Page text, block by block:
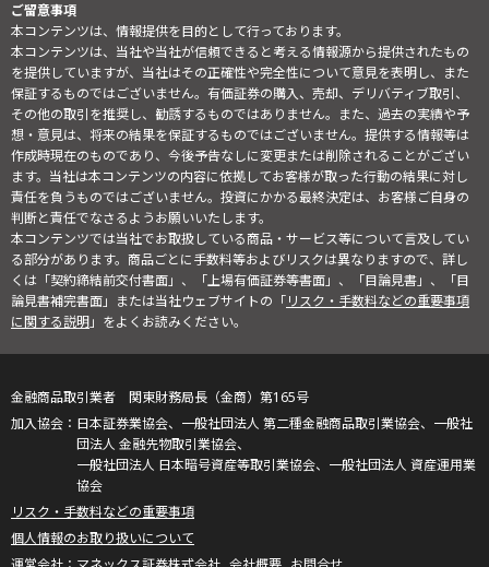
ご留意事項
本コンテンツは、情報提供を目的として行っております。
本コンテンツは、当社や当社が信頼できると考える情報源から提供されたもの
を提供していますが、当社はその正確性や完全性について意見を表明し、また
保証するものではございません。有価証券の購入、売却、デリバティブ取引、
その他の取引を推奨し、勧誘するものではありません。また、過去の実績や予
想・意見は、将来の結果を保証するものではございません。提供する情報等は
作成時現在のものであり、今後予告なしに変更または削除されることがござい
ます。当社は本コンテンツの内容に依拠してお客様が取った行動の結果に対し
責任を負うものではございません。投資にかかる最終決定は、お客様ご自身の
判断と責任でなさるようお願いいたします。
本コンテンツでは当社でお取扱している商品・サービス等について言及してい
る部分があります。商品ごとに手数料等およびリスクは異なりますので、詳し
くは「契約締結前交付書面」、「上場有価証券等書面」、「目論見書」、「目
論見書補完書面」または当社ウェブサイトの「リスク・手数料などの重要事項
に関する説明」をよくお読みください。
金融商品取引業者 関東財務局長（金商）第165号
日本証券業協会、一般社団法人 第二種金融商品取引業協会、一般社
団法人 金融先物取引業協会、
一般社団法人 日本暗号資産等取引業協会、一般社団法人 資産運用業
協会
リスク・手数料などの重要事項
個人情報のお取り扱いについて